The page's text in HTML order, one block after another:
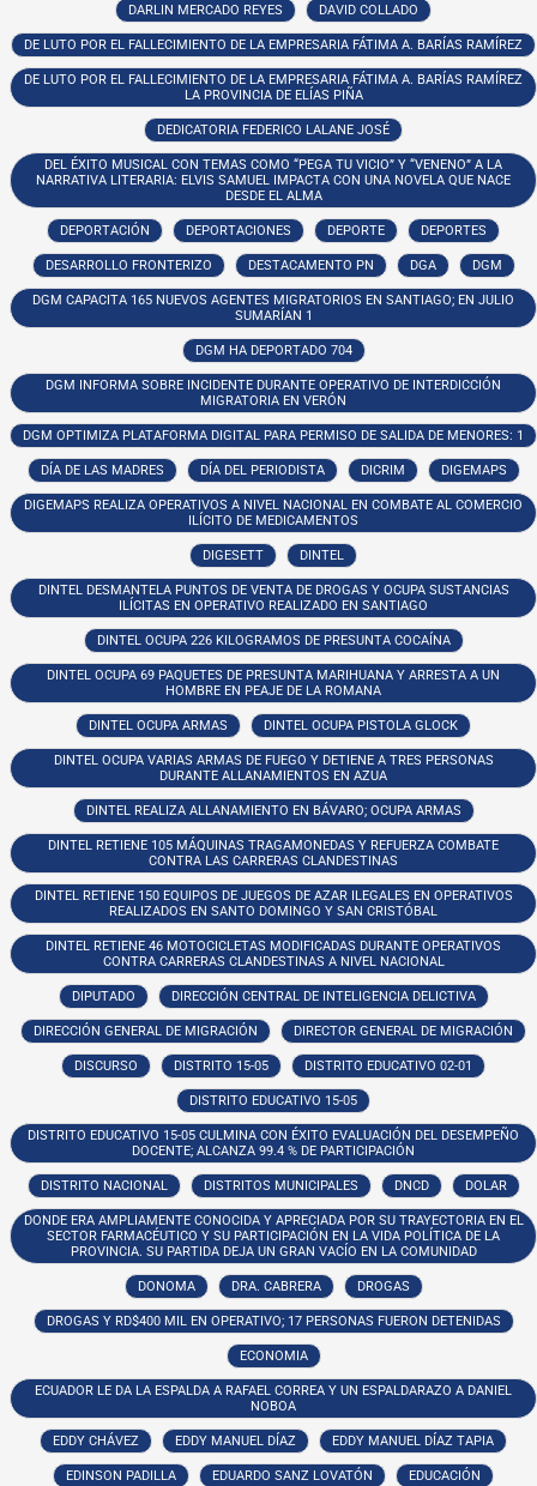
DARLIN MERCADO REYES DAVID COLLADO
DE LUTO POR EL FALLECIMIENTO DE LA EMPRESARIA FÁTIMA A. BARÍAS RAMÍREZ
DE LUTO POR EL FALLECIMIENTO DE LA EMPRESARIA FÁTIMA A. BARÍAS RAMÍREZ
LA PROVINCIA DE ELÍAS PIÑA
DEDICATORIA FEDERICO LALANE JOSÉ
DEL ÉXITO MUSICAL CON TEMAS COMO “PEGA TU VICIO” Y “VENENO” A LA
NARRATIVA LITERARIA: ELVIS SAMUEL IMPACTA CON UNA NOVELA QUE NACE
DESDE EL ALMA
DEPORTACIÓN DEPORTACIONES DEPORTE DEPORTES
DESARROLLO FRONTERIZO DESTACAMENTO PN DGA DGM
DGM CAPACITA 165 NUEVOS AGENTES MIGRATORIOS EN SANTIAGO; EN JULIO
SUMARÍAN 1
DGM HA DEPORTADO 704
DGM INFORMA SOBRE INCIDENTE DURANTE OPERATIVO DE INTERDICCIÓN
MIGRATORIA EN VERÓN
DGM OPTIMIZA PLATAFORMA DIGITAL PARA PERMISO DE SALIDA DE MENORES: 1
DÍA DE LAS MADRES DÍA DEL PERIODISTA DICRIM DIGEMAPS
DIGEMAPS REALIZA OPERATIVOS A NIVEL NACIONAL EN COMBATE AL COMERCIO
ILÍCITO DE MEDICAMENTOS
DIGESETT DINTEL
DINTEL DESMANTELA PUNTOS DE VENTA DE DROGAS Y OCUPA SUSTANCIAS
ILÍCITAS EN OPERATIVO REALIZADO EN SANTIAGO
DINTEL OCUPA 226 KILOGRAMOS DE PRESUNTA COCAÍNA
DINTEL OCUPA 69 PAQUETES DE PRESUNTA MARIHUANA Y ARRESTA A UN
HOMBRE EN PEAJE DE LA ROMANA
DINTEL OCUPA ARMAS DINTEL OCUPA PISTOLA GLOCK
DINTEL OCUPA VARIAS ARMAS DE FUEGO Y DETIENE A TRES PERSONAS
DURANTE ALLANAMIENTOS EN AZUA
DINTEL REALIZA ALLANAMIENTO EN BÁVARO; OCUPA ARMAS
DINTEL RETIENE 105 MÁQUINAS TRAGAMONEDAS Y REFUERZA COMBATE
CONTRA LAS CARRERAS CLANDESTINAS
DINTEL RETIENE 150 EQUIPOS DE JUEGOS DE AZAR ILEGALES EN OPERATIVOS
REALIZADOS EN SANTO DOMINGO Y SAN CRISTÓBAL
DINTEL RETIENE 46 MOTOCICLETAS MODIFICADAS DURANTE OPERATIVOS
CONTRA CARRERAS CLANDESTINAS A NIVEL NACIONAL
DIPUTADO DIRECCIÓN CENTRAL DE INTELIGENCIA DELICTIVA
DIRECCIÓN GENERAL DE MIGRACIÓN DIRECTOR GENERAL DE MIGRACIÓN
DISCURSO DISTRITO 15-05 DISTRITO EDUCATIVO 02-01
DISTRITO EDUCATIVO 15-05
DISTRITO EDUCATIVO 15-05 CULMINA CON ÉXITO EVALUACIÓN DEL DESEMPEÑO
DOCENTE; ALCANZA 99.4 % DE PARTICIPACIÓN
DISTRITO NACIONAL DISTRITOS MUNICIPALES DNCD DOLAR
DONDE ERA AMPLIAMENTE CONOCIDA Y APRECIADA POR SU TRAYECTORIA EN EL
SECTOR FARMACÉUTICO Y SU PARTICIPACIÓN EN LA VIDA POLÍTICA DE LA
PROVINCIA. SU PARTIDA DEJA UN GRAN VACÍO EN LA COMUNIDAD
DONOMA DRA. CABRERA DROGAS
DROGAS Y RD$400 MIL EN OPERATIVO; 17 PERSONAS FUERON DETENIDAS
ECONOMIA
ECUADOR LE DA LA ESPALDA A RAFAEL CORREA Y UN ESPALDARAZO A DANIEL
NOBOA
EDDY CHÁVEZ EDDY MANUEL DÍAZ EDDY MANUEL DÍAZ TAPIA
EDINSON PADILLA EDUARDO SANZ LOVATÓN EDUCACIÓN